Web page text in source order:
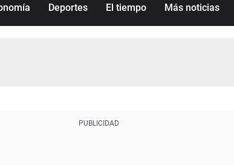
Deportes El tiempo Más noticias